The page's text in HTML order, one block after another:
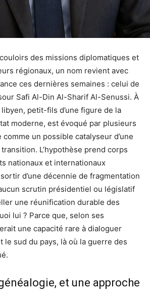
des missions diplomatiques et
régionaux, un nom revient avec
ces dernières semaines : celui de
Safi Al-Din Al-Sharif Al-Senussi. À
petit-fils d’une figure de la
moderne, est évoqué par plusieurs
comme un possible catalyseur d’une
L’hypothèse prend corps
nationaux et internationaux
d’une décennie de fragmentation
scrutin présidentiel ou législatif
une réunification durable des
lui ? Parce que, selon ses
une capacité rare à dialoguer
le sud du pays, là où la guerre des
et une approche